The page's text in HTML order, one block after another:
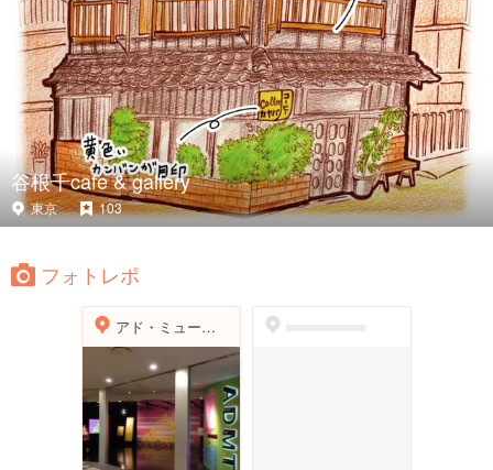
谷根千cafe & gallery
東京 103
フォトレポ
アド・ミュージアム東京